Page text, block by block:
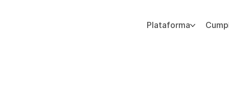
Plataforma